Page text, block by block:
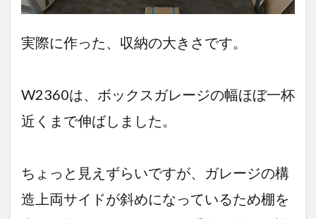
す。
者向
ま
め
実際に作った、収納の大きさです。
W2360は、ボックスガレージの幅ほぼ一杯
近くまで伸ばしました。
ちょっと見えずらいですが、ガレージの構
造上両サイドが斜めになっているため棚を